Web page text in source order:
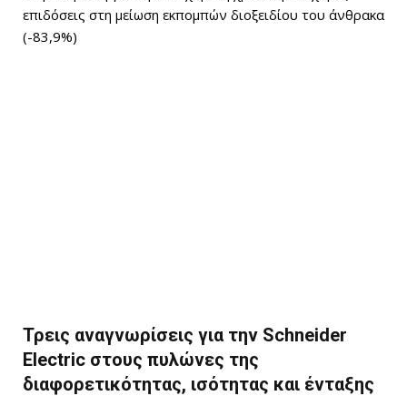
επιδόσεις στη μείωση εκπομπών διοξειδίου του άνθρακα
(-83,9%)
Τρεις αναγνωρίσεις για την Schneider
Electric στους πυλώνες της
διαφορετικότητας, ισότητας και ένταξης